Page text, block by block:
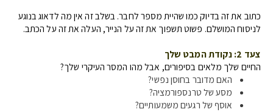
כתוב את זה בדיוק כמו שהיית מספר לחבר. בשלב זה אין מה לדאוג בנוגע
לניסוח המושלם. פשוט תשפוך את זה על הנייר, העלה את זה על הכתב.
צעד 2: נקודת המבט שלך
החיים שלך מלאים בסיפורים, אבל מהו המסר העיקרי שלך?
האם מדובר בחוסן נפשי?
מסע של טרנספורמציה?
אוסף של רגעים משמעותיים?